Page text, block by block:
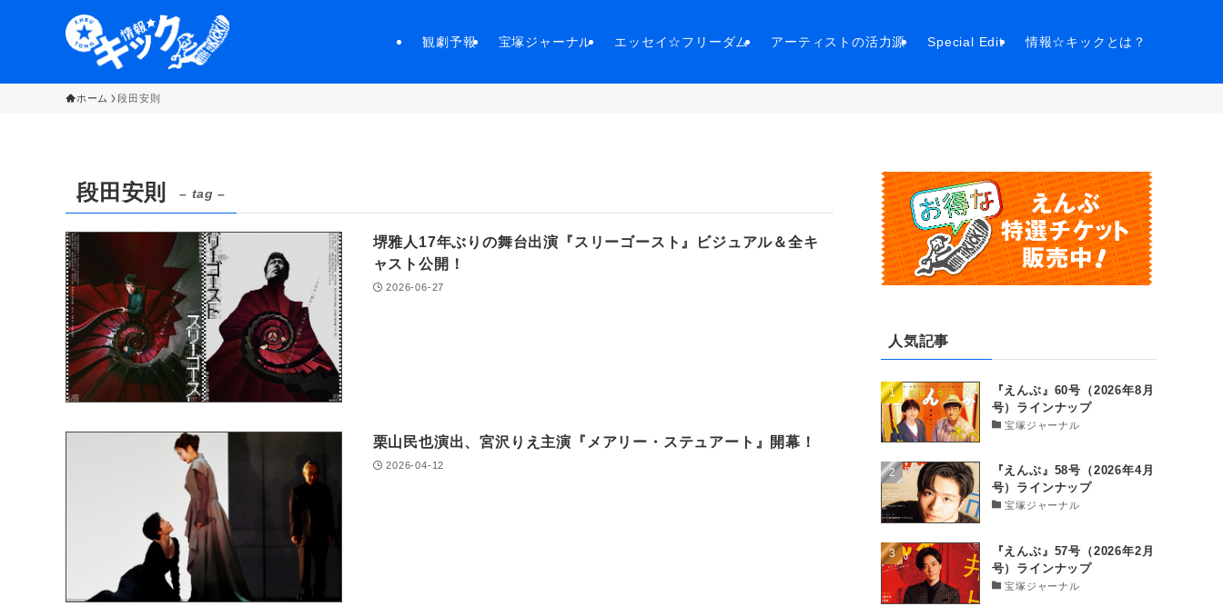
観劇予報 宝塚ジャーナル エッセイ☆フリーダム アーティストの活力源 Special Edit 情報☆キックとは？
ホーム 段田安則
段田安則 – tag –
堺雅人17年ぶりの舞台出演『スリーゴースト』ビジュアル＆全キ
ャスト公開！
2026-06-27
栗山民也演出、宮沢りえ主演『メアリー・ステュアート』開幕！
2026-04-12
人気記事
『えんぶ』60号（2026年8月
号）ラインナップ
宝塚ジャーナル
『えんぶ』58号（2026年4月
号）ラインナップ
宝塚ジャーナル
『えんぶ』57号（2026年2月
号）ラインナップ
宝塚ジャーナル